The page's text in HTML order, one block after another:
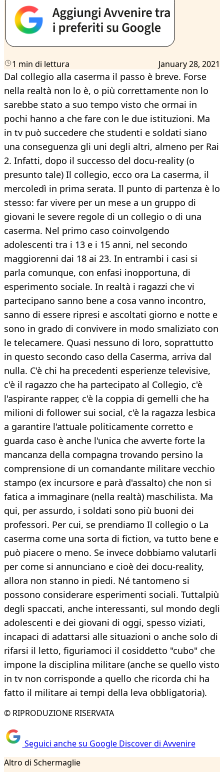
1 min di lettura January 28, 2021
Dal collegio alla caserma il passo è breve. Forse
nella realtà non lo è, o più correttamente non lo
sarebbe stato a suo tempo visto che ormai in
pochi hanno a che fare con le due istituzioni. Ma
in tv può succedere che studenti e soldati siano
una conseguenza gli uni degli altri, almeno per Rai
2. Infatti, dopo il successo del docu-reality (o
presunto tale) Il collegio, ecco ora La caserma, il
mercoledì in prima serata. Il punto di partenza è lo
stesso: far vivere per un mese a un gruppo di
giovani le severe regole di un collegio o di una
caserma. Nel primo caso coinvolgendo
adolescenti tra i 13 e i 15 anni, nel secondo
maggiorenni dai 18 ai 23. In entrambi i casi si
parla comunque, con enfasi inopportuna, di
esperimento sociale. In realtà i ragazzi che vi
partecipano sanno bene a cosa vanno incontro,
sanno di essere ripresi e ascoltati giorno e notte e
sono in grado di convivere in modo smaliziato con
le telecamere. Quasi nessuno di loro, soprattutto
in questo secondo caso della Caserma, arriva dal
nulla. C'è chi ha precedenti esperienze televisive,
c'è il ragazzo che ha partecipato al Collegio, c'è
l'aspirante rapper, c'è la coppia di gemelli che ha
milioni di follower sui social, c'è la ragazza lesbica
a garantire l'attuale politicamente corretto e
guarda caso è anche l'unica che avverte forte la
mancanza della compagna trovando persino la
comprensione di un comandante militare vecchio
stampo (ex incursore e parà d'assalto) che non si
fatica a immaginare (nella realtà) maschilista. Ma
qui, per assurdo, i soldati sono più buoni dei
professori. Per cui, se prendiamo Il collegio o La
caserma come una sorta di fiction, va tutto bene e
può piacere o meno. Se invece dobbiamo valutarli
per come si annunciano e cioè dei docu-reality,
allora non stanno in piedi. Né tantomeno si
possono considerare esperimenti sociali. Tuttalpiù
degli spaccati, anche interessanti, sul mondo degli
adolescenti e dei giovani di oggi, spesso viziati,
incapaci di adattarsi alle situazioni o anche solo di
rifarsi il letto, figuriamoci il cosiddetto "cubo" che
impone la disciplina militare (anche se quello visto
in tv non corrisponde a quello che ricorda chi ha
fatto il militare ai tempi della leva obbligatoria).
© RIPRODUZIONE RISERVATA
Seguici anche su Google Discover di Avvenire
Altro di Schermaglie